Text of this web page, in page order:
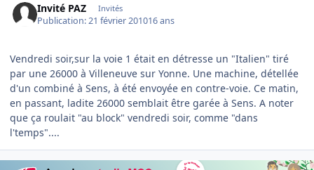
Invité PAZ Invités
Publication:21 février 201016 ans
Vendredi soir,sur la voie 1 était en détresse un "Italien" tiré
par une 26000 à Villeneuve sur Yonne. Une machine, détellée
d'un combiné à Sens, à été envoyée en contre-voie. Ce matin,
en passant, ladite 26000 semblait être garée à Sens. A noter
que ça roulait "au block" vendredi soir, comme "dans
l'temps"....